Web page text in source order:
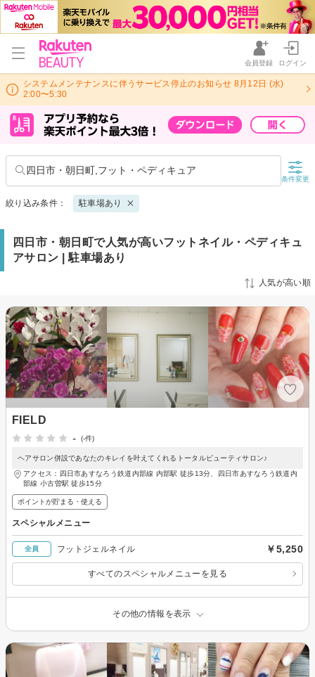
会員登録 ログイン
システムメンテナンスに伴うサービス停止のお知らせ 8月12日 (水)
2:00〜5:30
四日市・朝日町,フット・ペディキュア
条件変更
絞り込み条件： 駐車場あり
四日市・朝日町で人気が高いフットネイル・ペディキュ
アサロン | 駐車場あり
人気が高い順
FIELD
-
(-件)
ヘアサロン併設であなたのキレイを叶えてくれるトータルビューティサロン♪
アクセス：四日市あすなろう鉄道内部線 内部駅 徒歩13分、四日市あすなろう鉄道内
部線 小古曽駅 徒歩15分
ポイントが貯まる・使える
スペシャルメニュー
全員 フットジェルネイル ￥5,250
すべてのスペシャルメニューを見る
その他の情報を表示